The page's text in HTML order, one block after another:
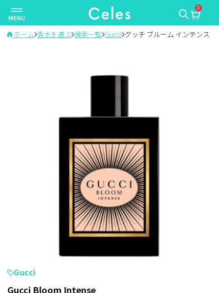
ナ
ビ
ゲ
0
ホーム 香水を選ぶ 検索一覧 Gucci グッチ ブルーム インテンス
Gucci
Gucci Bloom Intense